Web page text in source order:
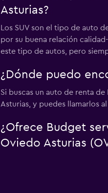
Asturias?
Los SUV son el tipo de auto
por su buena relación
este tipo de autos, pero
¿Dónde puedo
Si buscas un auto de renta
Asturias, y puedes llamarlos
¿Ofrece Budget
Oviedo Asturias